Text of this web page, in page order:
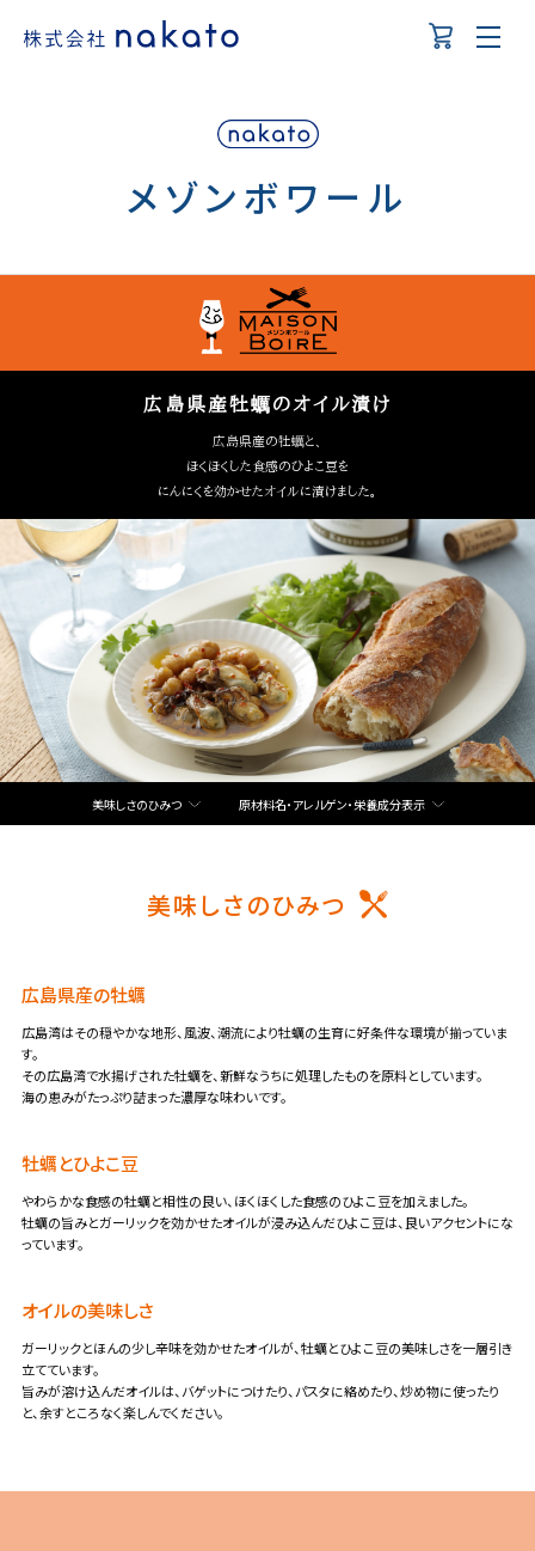
メゾンボワール
広島県産牡蠣のオイル漬け
広島県産の牡蠣と、
ほくほくした食感のひよこ豆を
にんにくを効かせたオイルに漬けました。
美味しさのひみつ 原材料名・アレルゲン・栄養成分表示
美味しさのひみつ
広島県産の牡蠣
広島湾はその穏やかな地形、風波、潮流により牡蠣の生育に好条件な環境が揃っていま
す。
その広島湾で水揚げされた牡蠣を、新鮮なうちに処理したものを原料としています。
海の恵みがたっぷり詰まった濃厚な味わいです。
牡蠣とひよこ豆
やわらかな食感の牡蠣と相性の良い、ほくほくした食感のひよこ豆を加えました。
牡蠣の旨みとガーリックを効かせたオイルが浸み込んだひよこ豆は、良いアクセントにな
っています。
オイルの美味しさ
ガーリックとほんの少し辛味を効かせたオイルが、牡蠣とひよこ豆の美味しさを一層引き
立てています。
旨みが溶け込んだオイルは、バゲットにつけたり、パスタに絡めたり、炒め物に使ったり
と、余すところなく楽しんでください。